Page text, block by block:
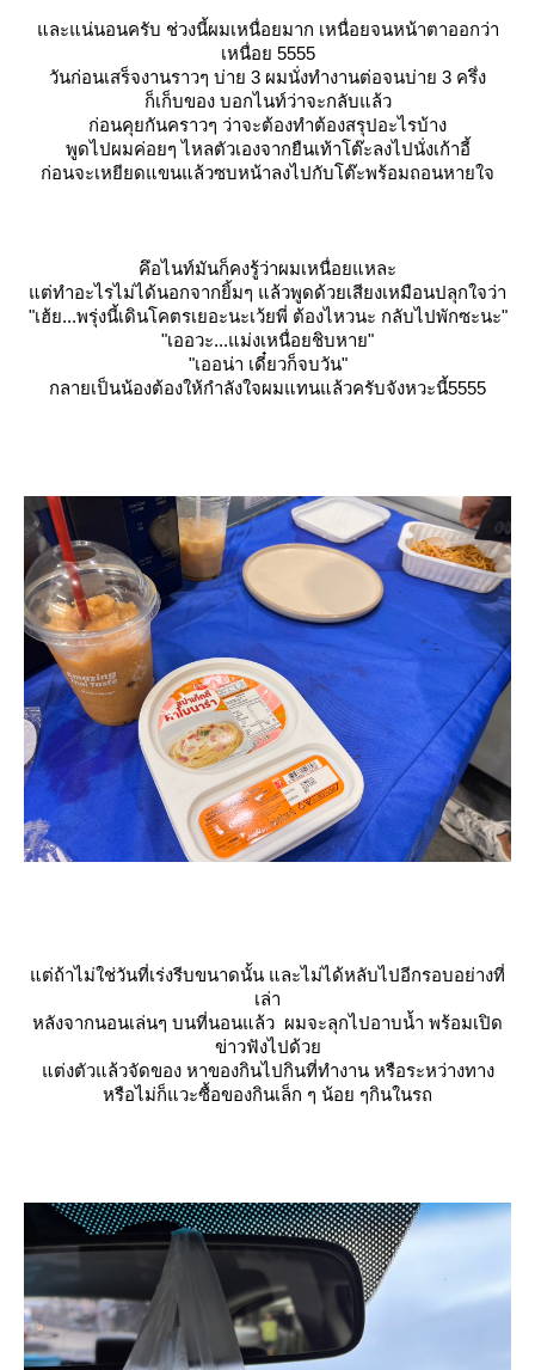
ละแน่นอนครับ ช่วงนี้ผมเหนื่อยมาก เหนื่อยจนหน้าตาออกว่า
เหนื่อย 5555
วันก่อนเสร็จงานราวๆ บ่าย 3 ผมนั่งทำงานต่อจนบ่าย 3 ครึ่ง
ก็เก็บของ บอกไนท์ว่าจะกลับแล้ว
ก่อนคุยกันคราวๆ ว่าจะต้องทำต้องสรุปอะไรบ้าง
พูดไปผมค่อยๆ ไหลตัวเองจากยืนเท้าโต๊ะลงไปนั่งเก้าอี้
ก่อนจะเหยียดแขนแล้วซบหน้าลงไปกับโต๊ะพร้อมถอนหายใจ
คึอไนท์มันก็คงรู้ว่าผมเหนื่อยแหละ
ต่ทำอะไรไม่ได้นอกจากยิ้มๆ แล้วพูดด้วยเสียงเหมือนปลุกใจว่า
"เฮ้ย...พรุ่งนี้เดินโคตรเยอะนะเว้ยพี่ ต้องไหวนะ กลับไปพักซะนะ"
"เออวะ...แม่งเหนื่อยชิบหาย"
"เออน่า เดี๋ยวก็จบวัน"
กลายเป็นน้องต้องให้กำลังใจผมแทนแล้วครับจังหวะนี้5555
ต่ถ้าไม่ใช่วันที่เร่งรีบขนาดนั้น และไม่ได้หลับไปอีกรอบอย่างที่
เล่า
หลังจากนอนเล่นๆ บนที่นอนแล้ว ผมจะลุกไปอาบน้ำ พร้อมเปิด
ข่าวฟังไปด้ว
ต่งตัวแล้วจัดของ หาของกินไปกินที่ทำงาน หรือระหว่างทาง
หรือไม่ก็แวะซื้อของกินเล็ก ๆ น้อย ๆกินในรถ